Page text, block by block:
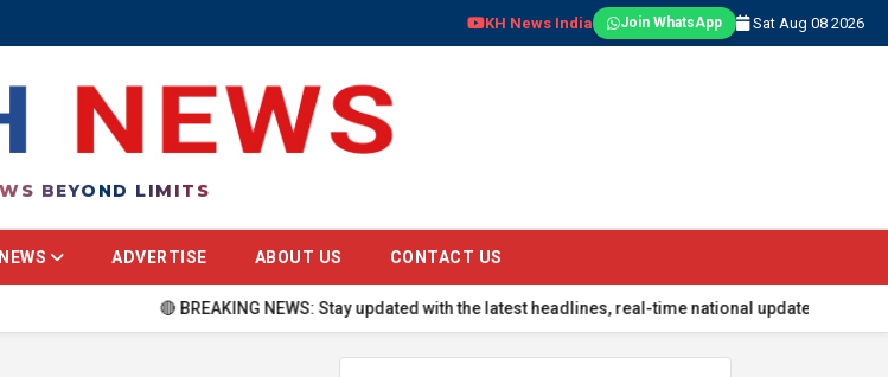
KH News India Join WhatsApp Sat Aug 08 2026
BEYOND LIMITS
NEWS ADVERTISE ABOUT US CONTACT US
🔴 BREAKING NEWS: Stay updated with the latest headlines, real-time national updates, global